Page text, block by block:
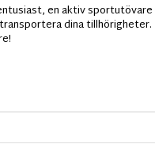
en aktiv
dina